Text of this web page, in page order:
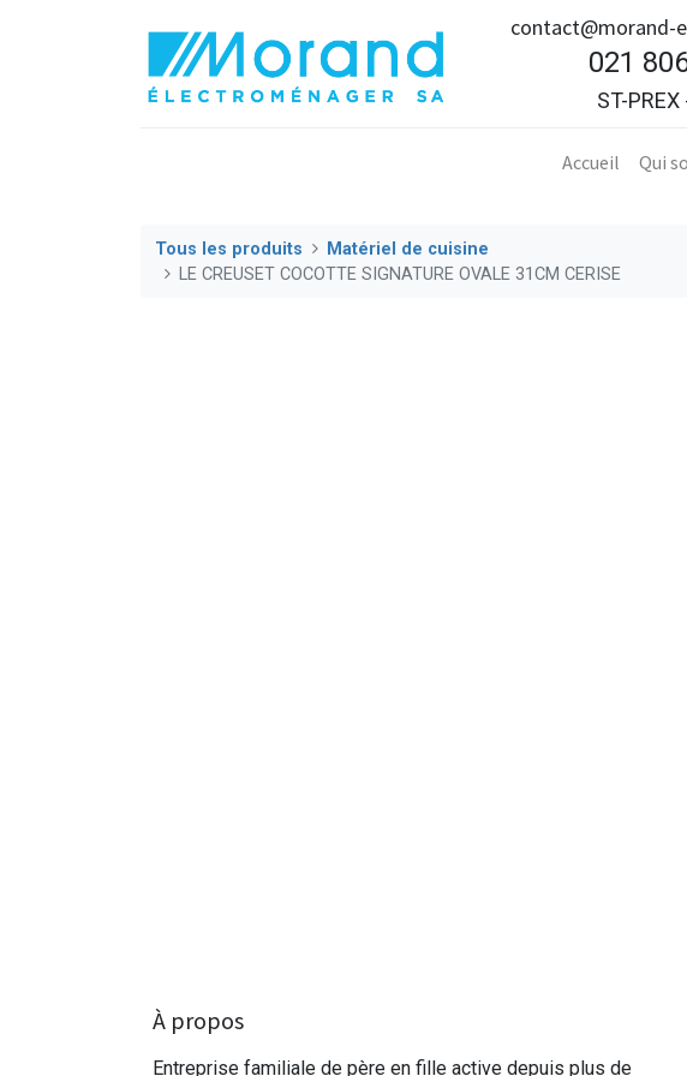
contact@morand-
021
ST-
Accueil​ Qui
Tous les produits
Matériel de cuisine
LE CREUSET COCOTTE SIGNATURE OVALE 31CM CERISE
À propos
Entreprise familiale de père en fille active depuis plus de